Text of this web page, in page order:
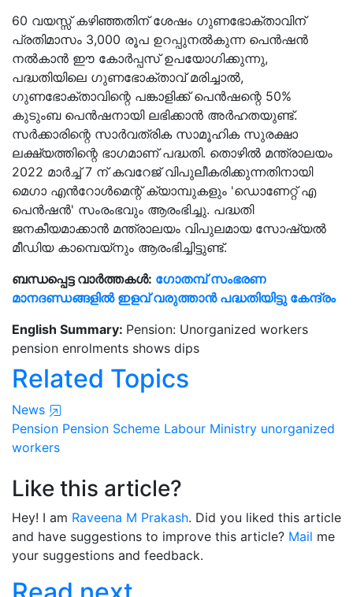
60 വയസ്സ് കഴിഞ്ഞതിന് ശേഷം ഗുണഭോക്താവിന്
പ്രതിമാസം 3,000 രൂപ ഉറപ്പുനൽകുന്ന പെൻഷൻ
നൽകാൻ ഈ കോർപ്പസ് ഉപയോഗിക്കുന്നു,
പദ്ധതിയിലെ ഗുണഭോക്താവ് മരിച്ചാൽ,
ഗുണഭോക്താവിന്റെ പങ്കാളിക്ക് പെൻഷന്റെ 50%
കുടുംബ പെൻഷനായി ലഭിക്കാൻ അർഹതയുണ്ട്.
സർക്കാരിന്റെ സാർവത്രിക സാമൂഹിക സുരക്ഷാ
ലക്ഷ്യത്തിന്റെ ഭാഗമാണ് പദ്ധതി. തൊഴിൽ മന്ത്രാലയം
2022 മാർച്ച് 7 ന് കവറേജ് വിപുലീകരിക്കുന്നതിനായി
മെഗാ എൻറോൾമെന്റ് ക്യാമ്പുകളും 'ഡൊണേറ്റ് എ
പെൻഷൻ' സംരംഭവും ആരംഭിച്ചു. പദ്ധതി
ജനകീയമാക്കാൻ മന്ത്രാലയം വിപുലമായ സോഷ്യൽ
മീഡിയ കാമ്പെയ്‌നും ആരംഭിച്ചിട്ടുണ്ട്.
ബന്ധപ്പെട്ട വാർത്തകൾ: ഗോതമ്പ് സംഭരണ
മാനദണ്ഡങ്ങളിൽ ഇളവ് വരുത്താൻ പദ്ധതിയിട്ടു കേന്ദ്രം
English Summary: Pension: Unorganized workers
pension enrolments shows dips
Related Topics
News
Pension Pension Scheme Labour Ministry unorganized
workers
Like this article?
Hey! I am Raveena M Prakash. Did you liked this article
and have suggestions to improve this article? Mail me
your suggestions and feedback.